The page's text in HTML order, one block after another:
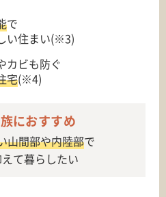
で
い住まい(※3)
カビも防ぐ
宅(※4)
におすすめ
山間部や内陸部で
て暮らしたい